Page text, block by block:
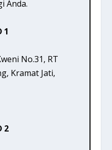
Anda.
1
No.31, RT
Kramat Jati,
2